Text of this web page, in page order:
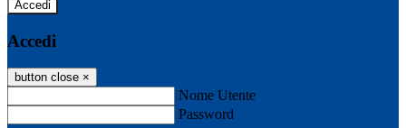
Accedi
Accedi
button close ×
Nome Utente
Password